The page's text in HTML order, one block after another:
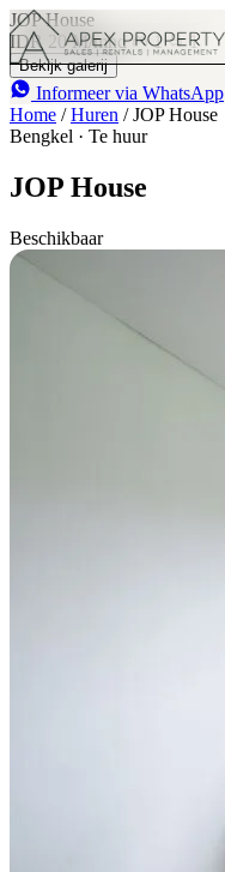
JOP House
IDR 20 M/mnd 1 1
Bekijk galerij
Informeer via WhatsApp
Home / Huren / JOP House
Bengkel · Te huur
JOP House
Beschikbaar